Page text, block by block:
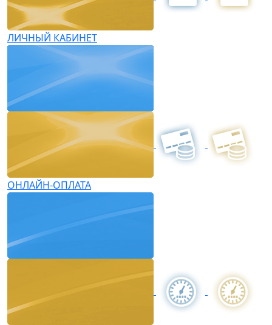
ЛИЧНЫЙ КАБИНЕТ
ОНЛАЙН-ОПЛАТА